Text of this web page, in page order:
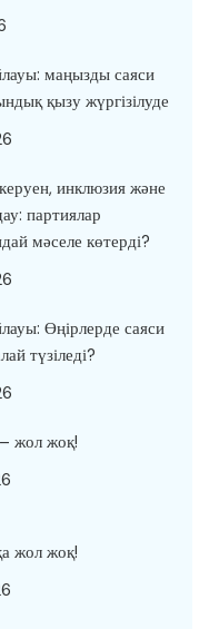
маңызды саяси
қызу жүргізілуде
инклюзия және
партиялар
мәселе көтерді?
Өңірлерде саяси
түзіледі?
жол жоқ!
жол жоқ!